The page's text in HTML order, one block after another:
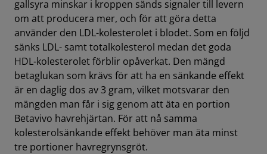
gallsyra minskar i kroppen sänds signaler till levern
om att producera mer, och för att göra detta
använder den LDL-kolesterolet i blodet. Som en följd
sänks LDL- samt totalkolesterol medan det goda
HDL-kolesterolet förblir opåverkat. Den mängd
betaglukan som krävs för att ha en sänkande effekt
är en daglig dos av 3 gram, vilket motsvarar den
mängden man får i sig genom att äta en portion
Betavivo havrehjärtan. För att nå samma
kolesterolsänkande effekt behöver man äta minst
tre portioner havregrynsgröt.